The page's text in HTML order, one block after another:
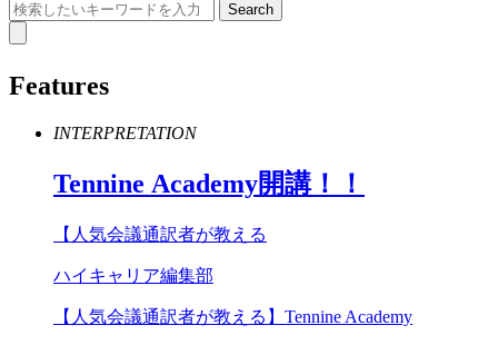
Features
INTERPRETATION
Tennine Academy開講！！
【人気会議通訳者が教える
ハイキャリア編集部
【人気会議通訳者が教える】Tennine Academy